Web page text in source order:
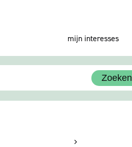
mijn interesses
Zoeken